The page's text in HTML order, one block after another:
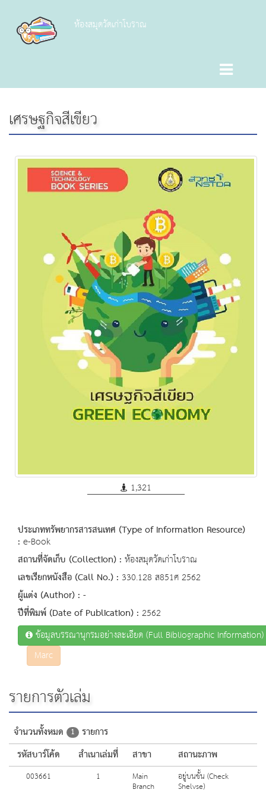
ห้องสมุดวัดเก่าโบราณ
เศรษฐกิจสีเขียว
1,321
ประเภททรัพยากรสารสนเทศ (Type of Information Resource)
: e-Book
สถานที่จัดเก็บ (Collection) : ห้องสมุดวัดเก่าโบราณ
เลขเรียกหนังสือ (Call No.) : 330.128 ส851ศ 2562
ผู้แต่ง (Author) : -
ปีที่พิมพ์ (Date of Publication) : 2562
ข้อมูลบรรณานุกรมอย่างละเอียด (Full Bibliographic Information)
Marc
รายการตัวเล่ม
จำนวนทั้งหมด 1 รายการ
รหัสบาร์โค้ด
สำเนาเล่มที่ สาขา สถานะภาพ
003661 1 Main
Branch
อยู่บนชั้น (Check
Shelvse)